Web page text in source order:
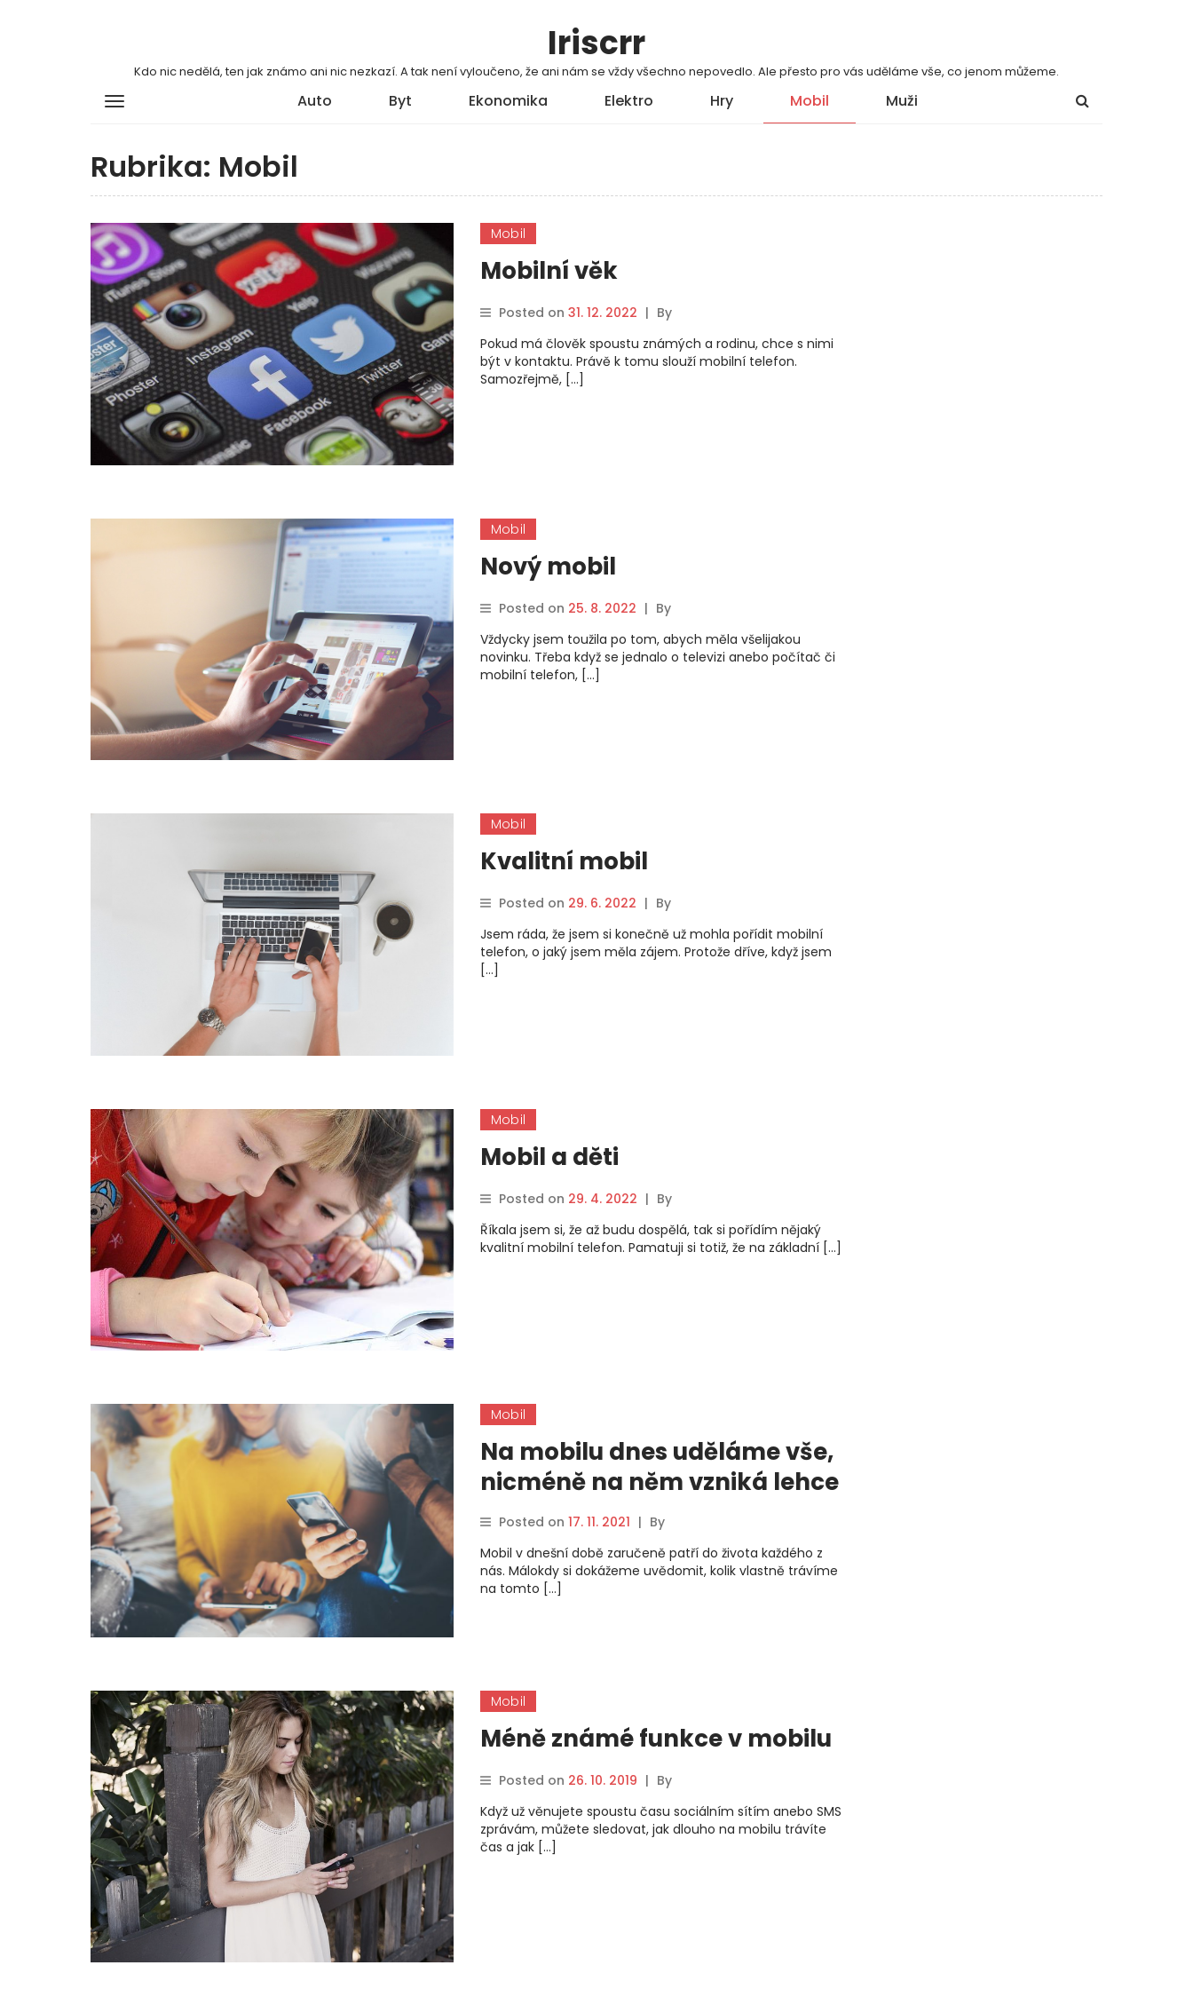
Iriscrr
Kdo nic nedělá, ten jak známo ani nic nezkazí. A tak není vyloučeno, že ani nám se vždy všechno nepovedlo. Ale přesto pro vás uděláme vše, co jenom můžeme.
Auto Byt Ekonomika Elektro Hry Mobil Muži
Rubrika: Mobil
Mobil
Mobilní věk
Posted on 31. 12. 2022 | By
Pokud má člověk spoustu známých a rodinu, chce s nimi
být v kontaktu. Právě k tomu slouží mobilní telefon.
Samozřejmě, […]
Mobil
Nový mobil
Posted on 25. 8. 2022 | By
Vždycky jsem toužila po tom, abych měla všelijakou
novinku. Třeba když se jednalo o televizi anebo počítač či
mobilní telefon, […]
Mobil
Kvalitní mobil
Posted on 29. 6. 2022 | By
Jsem ráda, že jsem si konečně už mohla pořídit mobilní
telefon, o jaký jsem měla zájem. Protože dříve, když jsem
[…]
Mobil
Mobil a děti
Posted on 29. 4. 2022 | By
Říkala jsem si, že až budu dospělá, tak si pořídím nějaký
kvalitní mobilní telefon. Pamatuji si totiž, že na základní […]
Mobil
Na mobilu dnes uděláme vše,
nicméně na něm vzniká lehce
závislost
Posted on 17. 11. 2021 | By
Mobil v dnešní době zaručeně patří do života každého z
nás. Málokdy si dokážeme uvědomit, kolik vlastně trávíme
na tomto […]
Mobil
Méně známé funkce v mobilu
Posted on 26. 10. 2019 | By
Když už věnujete spoustu času sociálním sítím anebo SMS
zprávám, můžete sledovat, jak dlouho na mobilu trávíte
čas a jak […]